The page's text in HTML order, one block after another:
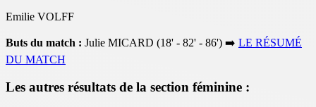
Emilie VOLFF
Buts du match : Julie MICARD (18' - 82' - 86') ➡️ LE RÉSUMÉ
DU MATCH
Les autres résultats de la section féminine :